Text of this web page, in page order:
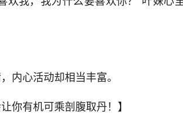
内心活动却相当丰富。
你有机可乘剖腹取丹！】